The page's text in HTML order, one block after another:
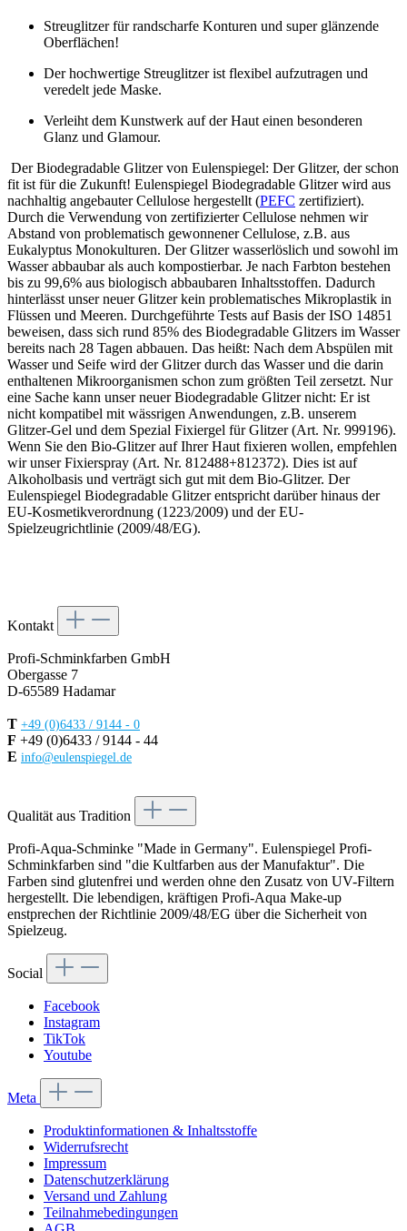
Streuglitzer für randscharfe Konturen und super glänzende
Oberflächen!
Der hochwertige Streuglitzer ist flexibel aufzutragen und
veredelt jede Maske.
Verleiht dem Kunstwerk auf der Haut einen besonderen
Glanz und Glamour.
Der Biodegradable Glitzer von Eulenspiegel: Der Glitzer, der schon
fit ist für die Zukunft! Eulenspiegel Biodegradable Glitzer wird aus
nachhaltig angebauter Cellulose hergestellt (PEFC zertifiziert).
Durch die Verwendung von zertifizierter Cellulose nehmen wir
Abstand von problematisch gewonnener Cellulose, z.B. aus
Eukalyptus Monokulturen. Der Glitzer wasserlöslich und sowohl im
Wasser abbaubar als auch kompostierbar. Je nach Farbton bestehen
bis zu 99,6% aus biologisch abbaubaren Inhaltsstoffen. Dadurch
hinterlässt unser neuer Glitzer kein problematisches Mikroplastik in
Flüssen und Meeren. Durchgeführte Tests auf Basis der ISO 14851
beweisen, dass sich rund 85% des Biodegradable Glitzers im Wasser
bereits nach 28 Tagen abbauen. Das heißt: Nach dem Abspülen mit
Wasser und Seife wird der Glitzer durch das Wasser und die darin
enthaltenen Mikroorganismen schon zum größten Teil zersetzt. Nur
eine Sache kann unser neuer Biodegradable Glitzer nicht: Er ist
nicht kompatibel mit wässrigen Anwendungen, z.B. unserem
Glitzer-Gel und dem Spezial Fixiergel für Glitzer (Art. Nr. 999196).
Wenn Sie den Bio-Glitzer auf Ihrer Haut fixieren wollen, empfehlen
wir unser Fixierspray (Art. Nr. 812488+812372). Dies ist auf
Alkoholbasis und verträgt sich gut mit dem Bio-Glitzer. Der
Eulenspiegel Biodegradable Glitzer entspricht darüber hinaus der
EU-Kosmetikverordnung (1223/2009) und der EU-
Spielzeugrichtlinie (2009/48/EG).
Kontakt
Profi-Schminkfarben GmbH
Obergasse 7
D-65589 Hadamar
T +49 (0)6433 / 9144 - 0
F +49 (0)6433 / 9144 - 44
E info@eulenspiegel.de
Qualität aus Tradition
Profi-Aqua-Schminke "Made in Germany". Eulenspiegel Profi-
Schminkfarben sind "die Kultfarben aus der Manufaktur". Die
Farben sind glutenfrei und werden ohne den Zusatz von UV-Filtern
hergestellt. Die lebendigen, kräftigen Profi-Aqua Make-up
enstprechen der Richtlinie 2009/48/EG über die Sicherheit von
Spielzeug.
Social
Facebook
Instagram
TikTok
Youtube
Meta
Produktinformationen & Inhaltsstoffe
Widerrufsrecht
Impressum
Datenschutzerklärung
Versand und Zahlung
Teilnahmebedingungen